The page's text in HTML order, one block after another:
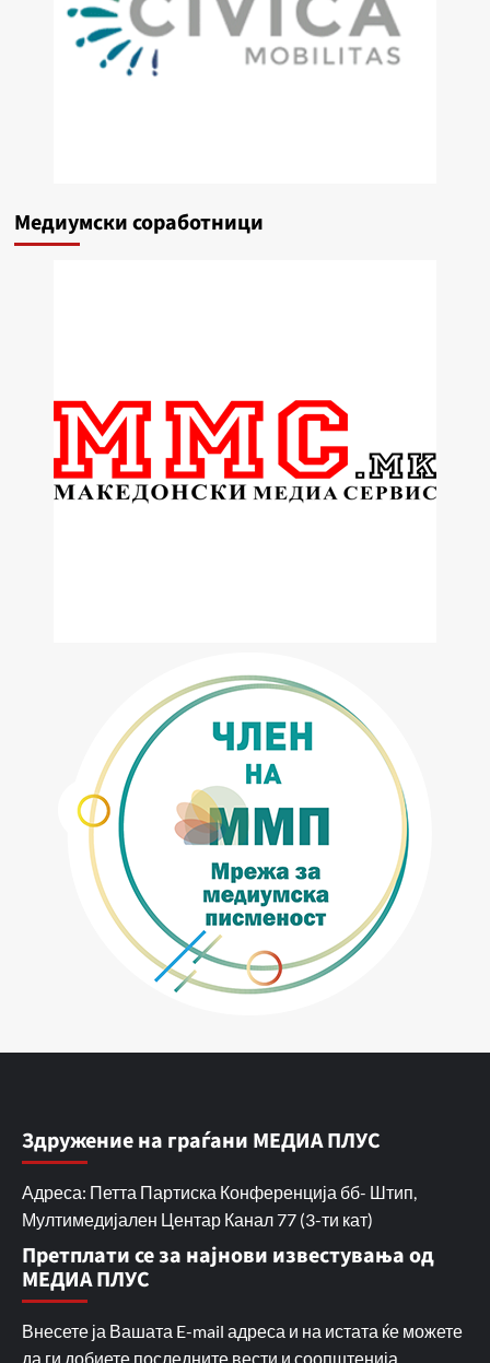
Медиумски соработници
Здружение на граѓани МЕДИА ПЛУС
Адреса: Петта Партиска Конференција бб- Штип,
Мултимедијален Центар Канал 77 (3-ти кат)
Претплати се за најнови известувања од
МЕДИА ПЛУС
Внесете ја Вашата E-mail адреса и на истата ќе можете
да ги добиете последните вести и соопштенија.